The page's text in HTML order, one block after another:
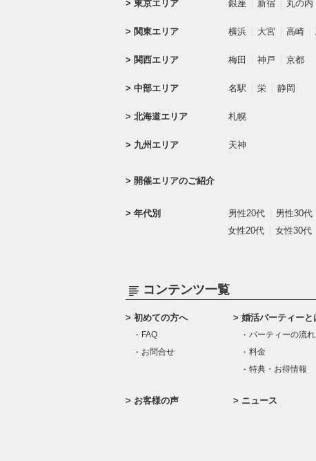
東京エリア 銀座 新宿 丸の内
関東エリア 横浜 大宮 高崎
関西エリア 梅田 神戸 京都
中部エリア 名駅 栄 静岡
北海道エリア 札幌
九州エリア 天神
開催エリアのご紹介
年代別 男性20代 男性30代
女性20代
女性30代
コンテンツ一覧
初めての方へ
FAQ
お問合せ
婚活パーティーと
パーティーの流れ
料金
特典・お得情報
お客様の声 ニュース